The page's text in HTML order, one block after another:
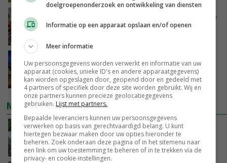
Oorlogen en El Niño stuwen voedselprijzen op
Nettowinst Royal A-ware onder druk ondanks
hogere omzet
VANDAAG, 14:35
NIEUWSTE VIDEO'S
Oekraïne-vlogger Kees Huizinga: ‘Bezoek van
de ambassade mag zelf groente plukken’
VANDAAG, 12:00
doelgroepenonderzoek en ontwikkeling van diensten
Informatie op een apparaat opslaan en/of openen
Meer informatie
Uw persoonsgegevens worden verwerkt en informatie van uw
apparaat (cookies, unieke ID's en andere apparaatgegevens)
kan worden opgeslagen door, geopend door en gedeeld met
4 partners of specifiek door deze site worden gebruikt. Wij en
onze partners kunnen precieze geolocatiegegevens
gebruiken. Lijst met partners.
Bepaalde leveranciers kunnen uw persoonsgegevens
verwerken op basis van gerechtvaardigd belang. U kunt
hiertegen bezwaar maken door uw opties hieronder te
beheren. Zoek onderaan deze pagina of in het sitemenu naar
een link om uw toestemming te beheren of in te trekken via de
privacy- en cookie-instellingen.